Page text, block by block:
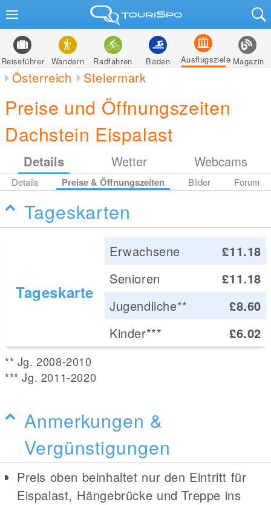
Reiseführer Wandern Radfahren Baden Ausflugsziele Magazin
Österreich Steiermark
Preise und Öffnungszeiten
Dachstein Eispalast
Details Wetter Webcams
Details Preise & Öffnungszeiten Bilder Forum
Tageskarten
Tageskarte
Erwachsene
£11.18
Senioren
£11.18
Jugendliche**
£8.60
Kinder***
£6.02
** Jg. 2008-2010
*** Jg. 2011-2020
Anmerkungen &
Vergünstigungen
Preis oben beinhaltet nur den Eintritt für
Eispalast, Hängebrücke und Treppe ins